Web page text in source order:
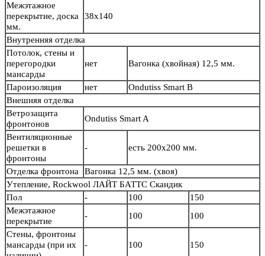
Межэтажное
перекрытие, доска
мм.
38х140
Внутренняя отделка
Потолок, стены и
перегородки
мансарды
нет Вагонка (хвойная) 12,5 мм.
Пароизоляция нет
Ondutiss Smart B
Внешняя отделка
Ветрозащита
фронтонов
Ondutiss Smart A
Вентиляционные
решетки в
фронтоны
- есть 200х200 мм.
Отделка фронтона
Вагонка 12,5 мм. (хвоя)
Утепление, Rockwool ЛАЙТ БАТТС Скандик
Пол
- 100
150
Межэтажное
перекрытие
- 100
100
Стены, фронтоны
мансарды (при их
- 100 150